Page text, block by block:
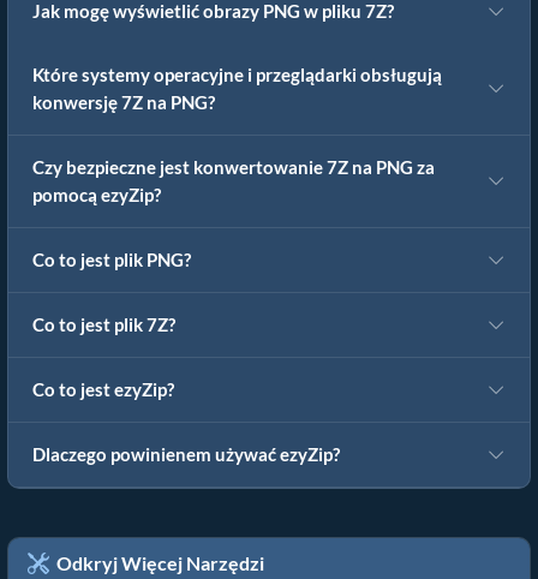
Jak mogę wyświetlić obrazy PNG w pliku 7Z?
Które systemy operacyjne i przeglądarki obsługują
konwersję 7Z na PNG?
Czy bezpieczne jest konwertowanie 7Z na PNG za
pomocą ezyZip?
Co to jest plik PNG?
Co to jest plik 7Z?
Co to jest ezyZip?
Dlaczego powinienem używać ezyZip?
Odkryj Więcej Narzędzi